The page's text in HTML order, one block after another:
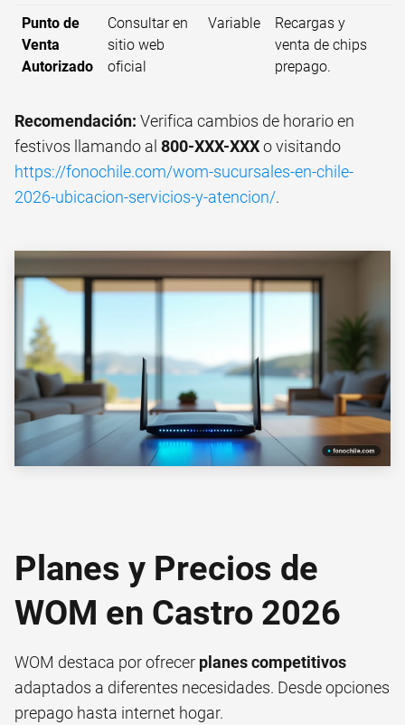
Punto de
Venta
Autorizado
Consultar en
sitio web
oficial
Variable
Recargas y
venta de chips
prepago.
Recomendación: Verifica cambios de horario en
festivos llamando al 800-XXX-XXXo visitando
https://fonochile.com/wom-sucursales-en-chile-
2026-ubicacion-servicios-y-atencion/.
Planes y Precios de
WOM en Castro 2026
WOM destaca por ofrecer planes competitivos
adaptados a diferentes necesidades. Desde opciones
prepago hasta internet hogar.